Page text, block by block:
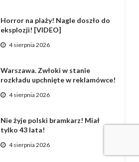
Horror na plaży! Nagle doszło do
eksplozji! [VIDEO]
4 sierpnia 2026
Warszawa. Zwłoki w stanie
rozkładu upchnięte w reklamówce!
4 sierpnia 2026
Nie żyje polski bramkarz! Miał
tylko 43 lata!
4 sierpnia 2026